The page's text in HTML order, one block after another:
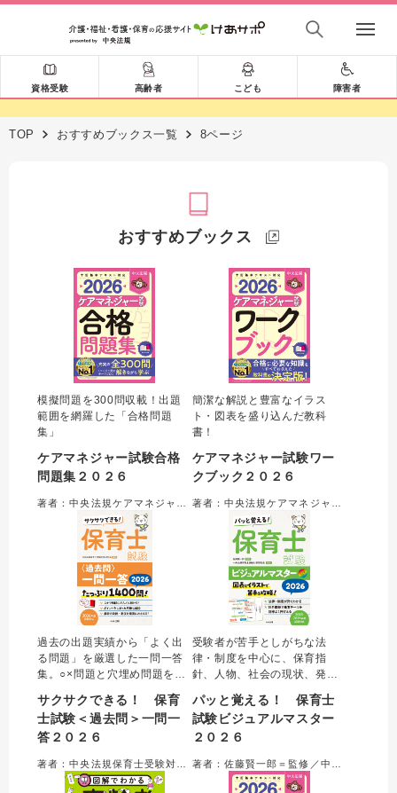
資格受験 高齢者 こども 障害者
TOP おすすめブックス一覧 8ページ
おすすめブックス
模擬問題を300問収載！出題
範囲を網羅した「合格問題
集」
ケアマネジャー試験合格
問題集２０２６
簡潔な解説と豊富なイラス
ト・図表を盛り込んだ教科
書！
ケアマネジャー試験ワー
クブック２０２６
過去の出題実績から「よく出
る問題」を厳選した一問一答
集。○×問題と穴埋め問題を合
を判断するためのポイントに
絞った解説で、合格に必要な
知識を確実に身につけること
数値にアップデート。便利な
赤シート付き。
サクサクできる！ 保育
士試験＜過去問＞一問一
答２０２６
受験者が苦手としがちな法
律・制度を中心に、保育指
針、人物、社会の現状、発
試験でよく問われるテーマを
科目横断的に解説。効率的に
重要項目を押さえられる。オ
の内容で、難しい知識も「見
て覚える」ことができる。
パッと覚える！ 保育士
試験ビジュアルマスター
２０２６